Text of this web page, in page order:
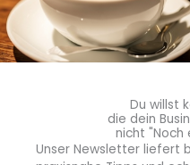
Du willst
die dein
nicht "Noch
Unser Newsletter liefert